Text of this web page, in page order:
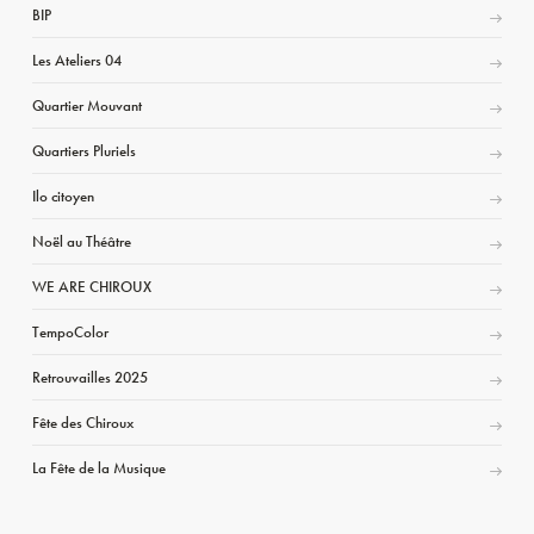
BIP
Les Ateliers 04
Quartier Mouvant
Quartiers Pluriels
Ilo citoyen
Noël au Théâtre
WE ARE CHIROUX
TempoColor
Retrouvailles 2025
Fête des Chiroux
La Fête de la Musique